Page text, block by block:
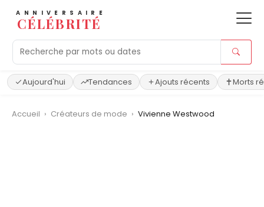
ANNIVERSAIRE
CÉLÉBRITÉ
Aujourd'hui Tendances Ajouts récents Morts
Accueil › Créateurs de mode › Vivienne Westwood